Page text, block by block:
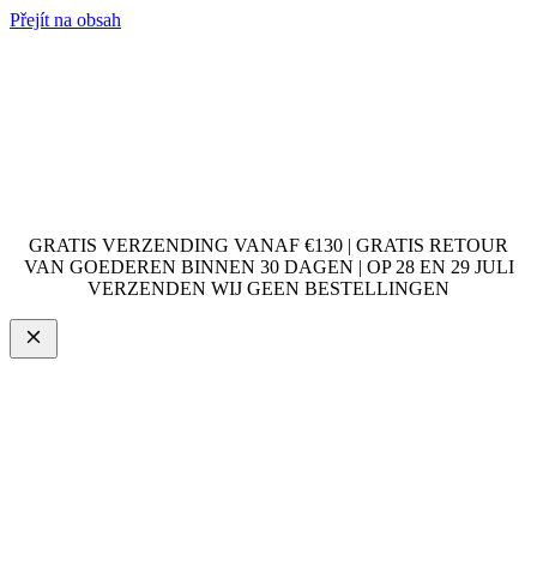
Přejít na obsah
GRATIS VERZENDING VANAF €130 | GRATIS RETOUR
VAN GOEDEREN BINNEN 30 DAGEN | OP 28 EN 29 JULI
VERZENDEN WIJ GEEN BESTELLINGEN